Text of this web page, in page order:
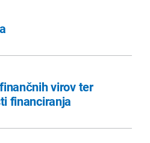
virov ter
financiranja